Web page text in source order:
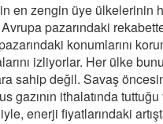
en zengin üye ülkelerinin
pazarındaki
konumlarını
izliyorlar. Her ülke
sahip değil. Savaş
gazının ithalatında
enerji fiyatlarındaki